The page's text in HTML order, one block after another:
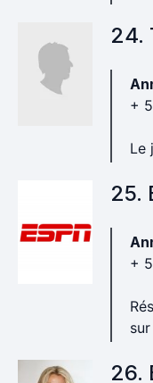
24.
+
Le
25.
+
26.